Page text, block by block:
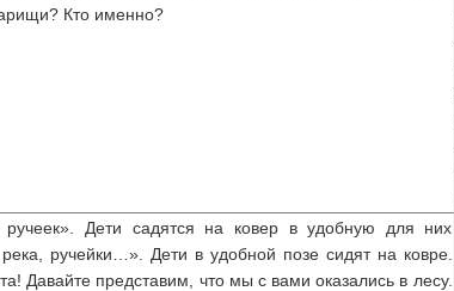
Кто именно?
ручеек». Дети садятся на ковер в удобную для них
ручейки…». Дети в удобной позе сидят на ковре.
представим, что мы с вами оказались в лесу.